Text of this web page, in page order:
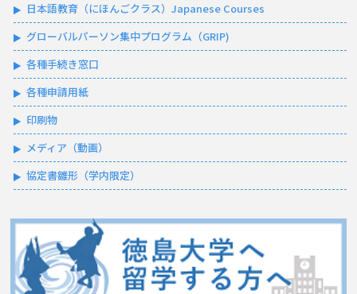
日本語教育（にほんごクラス）Japanese Courses
グローバルパーソン集中プログラム（GRIP)
各種手続き窓口
各種申請用紙
印刷物
メディア（動画）
協定書雛形（学内限定）